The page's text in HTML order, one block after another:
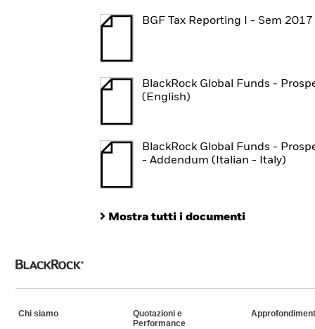
BGF Tax Reporting I - Sem 2017
BlackRock Global Funds -
(English)
BlackRock Global Funds -
- Addendum (Italian - Italy)
Mostra tutti i documenti
Chi siamo
Quotazioni e
Performance